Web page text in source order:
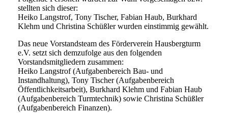
stellten sich dieser:
Heiko Langstrof, Tony Tischer, Fabian Haub, Burkhard
Klehm und Christina Schüßler wurden einstimmig gewählt.
Das neue Vorstandsteam des Förderverein Hausbergturm
e.V. setzt sich demzufolge aus den folgenden
Vorstandsmitgliedern zusammen:
Heiko Langstrof (Aufgabenbereich Bau- und
Instandhaltung), Tony Tischer (Aufgabenbereich
Öffentlichkeitsarbeit), Burkhard Klehm und Fabian Haub
(Aufgabenbereich Turmtechnik) sowie Christina Schüßler
(Aufgabenbereich Finanzen).